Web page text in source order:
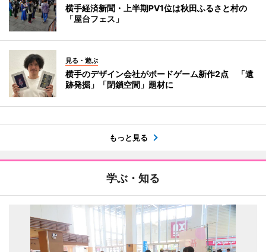
横手経済新聞・上半期PV1位は秋田ふるさと村の
「屋台フェス」
見る・遊ぶ
横手のデザイン会社がボードゲーム新作2点 「遺
跡発掘」「閉鎖空間」題材に
もっと見る
学ぶ・知る